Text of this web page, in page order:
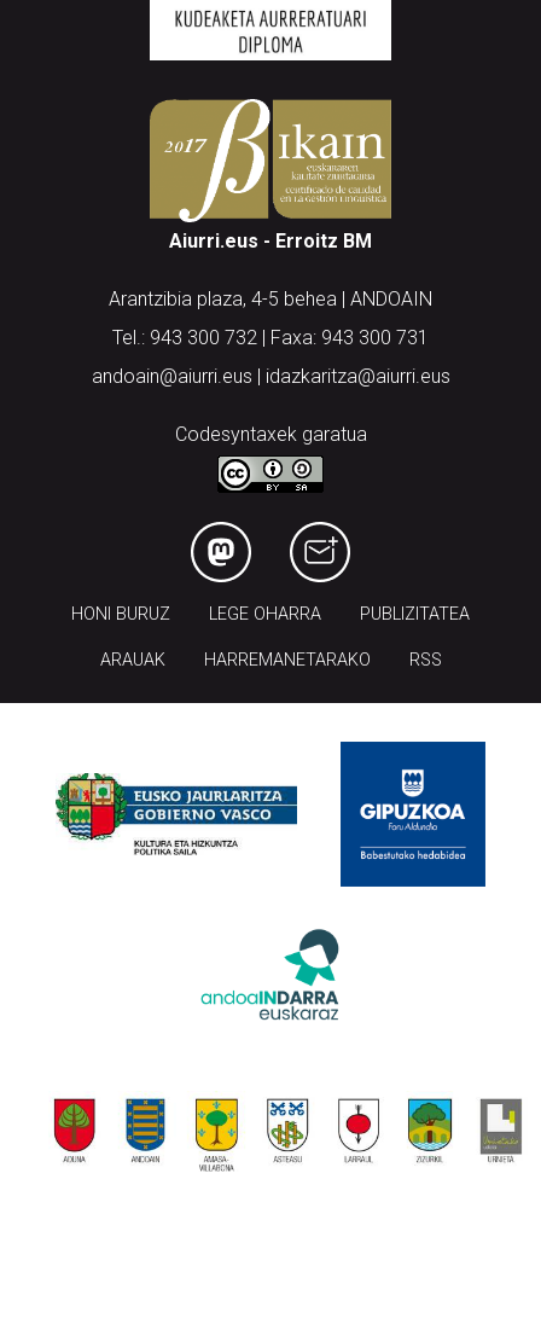
Aiurri.eus - Erroitz BM
Arantzibia plaza, 4-5 behea | ANDOAIN
Tel.: 943 300 732 | Faxa: 943 300 731
andoain@aiurri.eus | idazkaritza@aiurri.eus
Codesyntaxek garatua
HONI BURUZ LEGE OHARRA PUBLIZITATEA
ARAUAK HARREMANETARAKO RSS